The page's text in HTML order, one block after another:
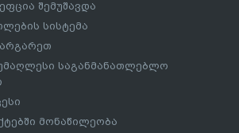
შემუშავდა
სისტემა
საგანმანათლებლო
მონაწილეობა